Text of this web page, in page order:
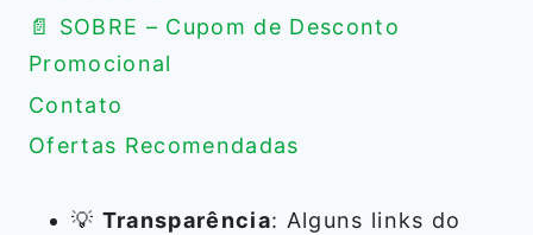
📄 SOBRE – Cupom de Desconto
Promocional
Contato
Ofertas Recomendadas
💡 Transparência: Alguns links do